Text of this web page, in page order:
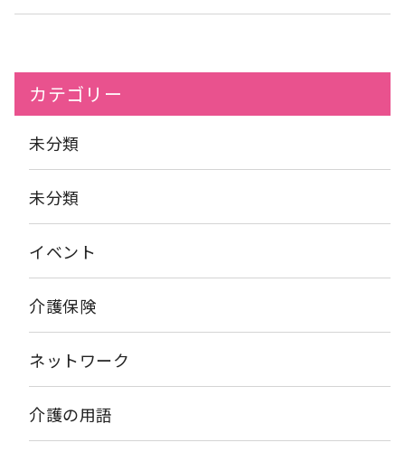
用し、不安感がなくなるように支援してくれます。 ６．地域活動
患者のニーズと合ったサービスが地域で提供されるように地域福
祉のシステム作りや地域福祉の促進を図ります。 地域ケア会議に
参加し、保健医療立場から地域の医療福祉やネットワーク作りを
構築します。高齢者や精神障害者が地域で暮らすことができるよ
うに、地域の理解を深め協力を促します。 MSW（メディカルソ
ーシャルワーカー）は、保険医療機関において、患者や家族の抱
えるニーズを見つけだし、問題の解決を図るため関係機関や医療
機関と調整・連携を行うことが仕事です。 上記にもあったように
病院での入院相談や退院援助、療養中のニーズの発掘と解決、地
域への社会復帰の促進を援助しています。病院は身体を治療する
場だけではなく、心の不安や心配を解決する場でもあるため、患
者がスムーズに退院し、社会復帰できるようにMSWが援助してく
れます。一人で悩まずに、専門職である医療ソーシャルワーカー
へ相談することがニーズ解決の近道になります。 地域包括アー
バンケア新喜多においても、各病院のMSWの方々と連携を取りな
がら退院後のサービスがスムーズに提供できるように取り組んで
います。ご相談いただければ事業所より病院MSWさんと連携もい
たしますのでお困りのことがございましたらお気軽にご相談くだ
さい。
器疾患による活動の制限 など 体重が減る ●低栄養にな
る ●収入が減る ●孤独になる これらの原因が、相互に
影響し合って、徐々にフレイルの状態になります。さらにこの負
のサイクルを放置していると、より虚弱な状態に陥ることにな
り、フレイルから要介護状態へと移行することになります。 フレ
イル予防としては活動的に生活を続けることが非常に大切なこと
だと考えられます。 アーバンケア新喜多では、体を動かす機会
や交流する機会が減る事への対応の一つとして、「楽らく体操」
という体を動かす機会のお手伝いをさせていただいています。 現
在新型コロナウイルス感染症の影響で開催を中止していますが、
毎月第2金曜日には御厨楽らく体操、第4金曜日には長田楽らく体
操を開催しております。フレイル予防のためにもぜひご参加いた
だければと思います。 お申し込みは地域包括支援センターアーバ
ンケア新喜多 06－6784－0001 までご連絡ください。
不健康になることを予測し予防しやすくなります。 今回は、フレ
イルとは何かについて説明したいと思います。 フレイルとは、健
康な状態から要介護へ移行する中間の段階と言われています。具
体的には、加齢に伴い筋力が衰え、疲れやすくなり家に閉じこも
りがちになるなど、年齢を重ねたことで生じやすい衰え全般を指
しています。フレイルは、身体的要素のみに着目せず、精神心理
的な軽度認知障害、社会的問題である孤立など、潜在する高齢者
の問題に関する概念を一つにまとめ、高齢者の状態を全体的に把
握しようとする考え方です。 年齢を重ねるとフレイルの時期に
心身および社会性など広い範囲でダメージを受けたときに回復で
きる力が弱くなり（生理的予備能の低下）、環境や外敵からのス
トレスに対しても抵抗力が弱くなります。しかし、適切に支援を
うけることで健常な状態に戻ることができる時期ともされていま
す。 地域包括支援センターアーバンケア新喜多ではフレイル予
防の観点から介護予防教室の開催や地域自治会などでの予防につ
いてのお話しなどさせていただいております。地域で元気にお過
ごしいただくためにもご興味がございましたらお気軽にアーバン
ケア新喜多までお問合せ下さい。 次回はフレイルに陥りやすい
原因やその予防方法などご説明させていただきたいと思います。
不定期更新となりますがお楽しみに。
カテゴリー
未分類
未分類
イベント
介護保険
ネットワーク
介護の用語